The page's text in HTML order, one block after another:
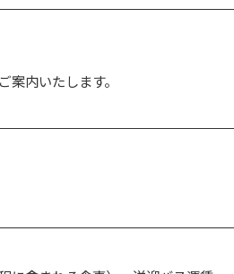
内いたします。